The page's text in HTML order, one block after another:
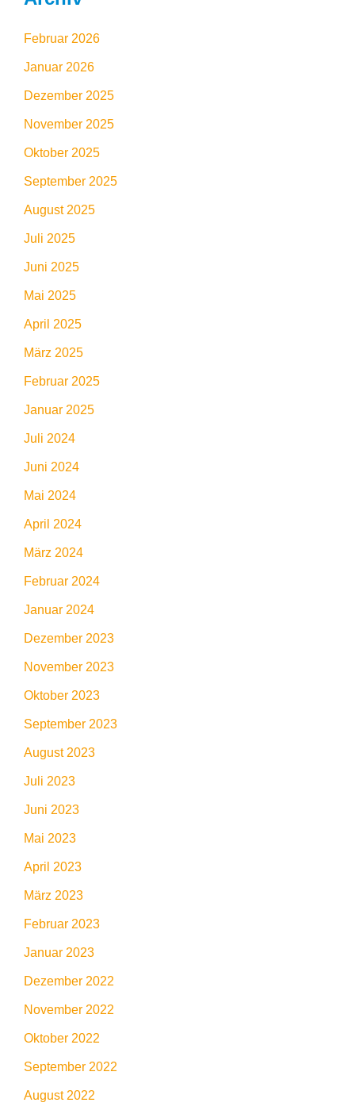
Februar 2026
Januar 2026
Dezember 2025
November 2025
Oktober 2025
September 2025
August 2025
Juli 2025
Juni 2025
Mai 2025
April 2025
März 2025
Februar 2025
Januar 2025
Juli 2024
Juni 2024
Mai 2024
April 2024
März 2024
Februar 2024
Januar 2024
Dezember 2023
November 2023
Oktober 2023
September 2023
August 2023
Juli 2023
Juni 2023
Mai 2023
April 2023
März 2023
Februar 2023
Januar 2023
Dezember 2022
November 2022
Oktober 2022
September 2022
August 2022